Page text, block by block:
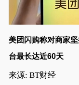
美团闪购称对商家
台最长达近60天
来源: BT财经